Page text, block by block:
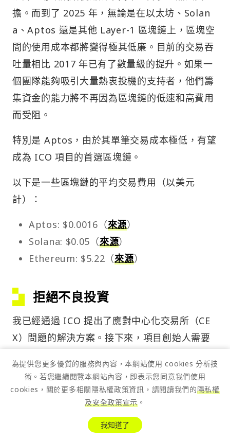
擔。而到了 2025 年，無論是在以太坊、Solan
a、Aptos 還是其他 Layer-1 區塊鏈上，區塊空
間的使用成本都將變得極其低廉。目前的交易吞
吐量相比 2017 年已有了數量級的提升。如果一
個團隊能夠吸引大量熱衷投機的支持者，他們籌
集資金的能力將不再因為區塊鏈的低速和高費用
而受阻。
特別是 Aptos，由於其單筆交易成本極低，有望
成為 ICO 項目的首選區塊鏈。
以下是一些區塊鏈的平均交易費用（以美元
計）：
Aptos: $0.0016（來源）
Solana: $0.05（來源）
Ethereum: $5.22（來源）
拒絕不良投資
我已經通過 ICO 提出了應對中心化交易所（CE
X）問題的解決方案。接下來，項目創始人需要
點，散戶加密投資者也需要採取行動，用實際行
動「拒絕不良投資」。
「拒絕不良投資」意味著：
為提供您更多優質的服務與內容，本網站使用 cookies 分析技
術。若您繼續閱覽本網站內容，即表示您同意我們使用
cookies，關於更多相關隱私權政策資訊，請閱讀我們的隱私權
及安全政策宣示 。
我知道了